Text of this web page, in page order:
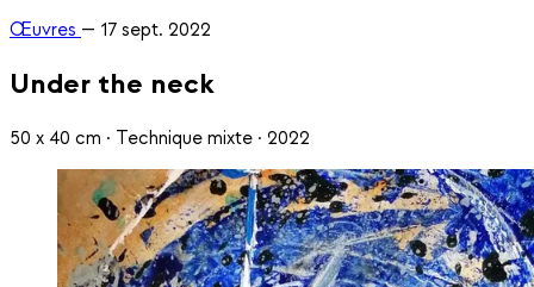
Œuvres — 17 sept. 2022
Under the neck
50 x 40 cm · Technique mixte · 2022